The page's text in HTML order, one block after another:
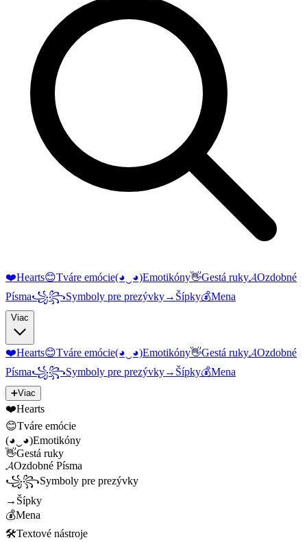
❤️Hearts😊Tváre emócie(◕‿◕)Emotikóny👋Gestá ruky𝓐Ozdobné
Písma꧁꧂Symboly pre prezývky→ Šípky💰Mena
Viac
❤️Hearts😊Tváre emócie(◕‿◕)Emotikóny👋Gestá ruky𝓐Ozdobné
Písma꧁꧂Symboly pre prezývky→ Šípky💰Mena
➕Viac
❤️Hearts
😊Tváre emócie
(◕‿◕)Emotikóny
👋Gestá ruky
𝓐Ozdobné Písma
꧁꧂Symboly pre prezývky
→ Šípky
💰Mena
🛠️Textové nástroje